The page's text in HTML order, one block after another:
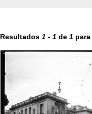
Resultados 1 - 1 de 1 para